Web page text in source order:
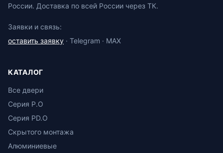
России. Доставка по всей России через ТК.
Заявки и связь:
оставить заявку · Telegram · MAX
КАТАЛОГ
Все двери
Серия P.O
Серия PD.O
Скрытого монтажа
Алюминиевые